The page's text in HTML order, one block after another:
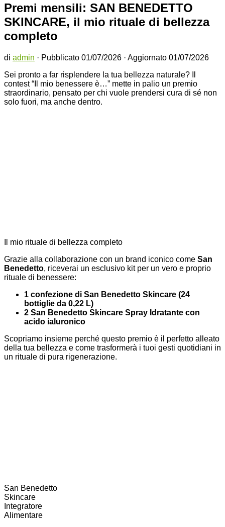
Premi mensili: SAN BENEDETTO
SKINCARE, il mio rituale di bellezza
completo
di admin · Pubblicato 01/07/2026 · Aggiornato 01/07/2026
Sei pronto a far risplendere la tua bellezza naturale? Il
contest “Il mio benessere è…” mette in palio un premio
straordinario, pensato per chi vuole prendersi cura di sé non
solo fuori, ma anche dentro.
Il mio rituale di bellezza completo
Grazie alla collaborazione con un brand iconico come San
Benedetto, riceverai un esclusivo kit per un vero e proprio
rituale di benessere:
1 confezione di San Benedetto Skincare (24
bottiglie da 0,22 L)
2 San Benedetto Skincare Spray Idratante con
acido ialuronico
Scopriamo insieme perché questo premio è il perfetto alleato
della tua bellezza e come trasformerà i tuoi gesti quotidiani in
un rituale di pura rigenerazione.
San Benedetto
Skincare
Integratore
Alimentare